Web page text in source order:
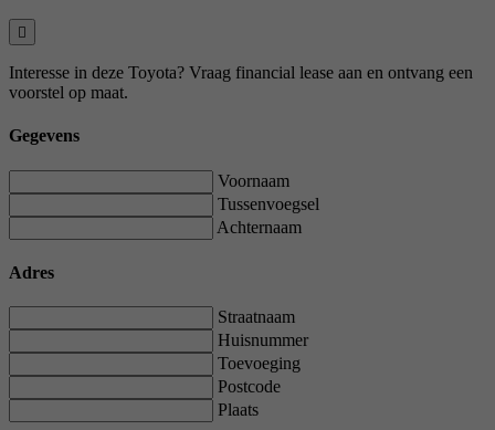
Interesse in deze Toyota? Vraag financial lease aan en ontvang een
voorstel op maat.
Gegevens
Voornaam
Tussenvoegsel
Achternaam
Adres
Straatnaam
Huisnummer
Toevoeging
Postcode
Plaats